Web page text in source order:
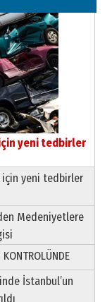
için yeni tedbirler
için yeni tedbirler
Medeniyetlere
İstanbul’un